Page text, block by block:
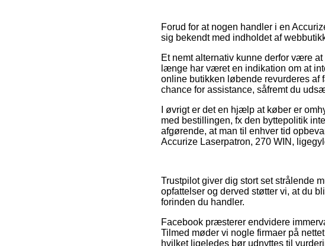
Forud for at nogen handler i en
sig bekendt med indholdet af
Et nemt alternativ kunne derfor være
længe har været en indikation om at
online butikken løbende revurderes af
chance for assistance, såfremt du
I øvrigt er det en hjælp at køber er
med bestillingen, fx den byttepolitik
afgørende, at man til enhver tid
Accurize Laserpatron, 270 WIN,
Trustpilot giver dig stort set strålende
opfattelser og derved støtter vi, at du
forinden du handler.
Facebook præsterer endvidere
Tilmed møder vi nogle firmaer på
hvilket ligeledes bør udnyttes til